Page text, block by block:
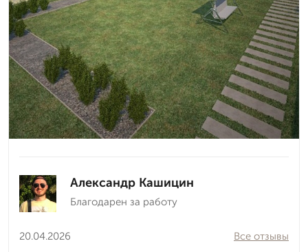
Александр Кашицин
Благодарен за работу
20.04.2026
Все отзывы